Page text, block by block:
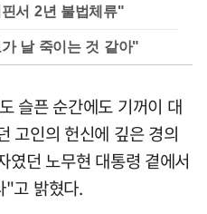
서 2년 불법체류"
날 죽이는 것 같아"
슬픈 순간에도 기꺼이 대
고인의 헌신에 깊은 경의
던 노무현 대통령 곁에서
"고 밝혔다.